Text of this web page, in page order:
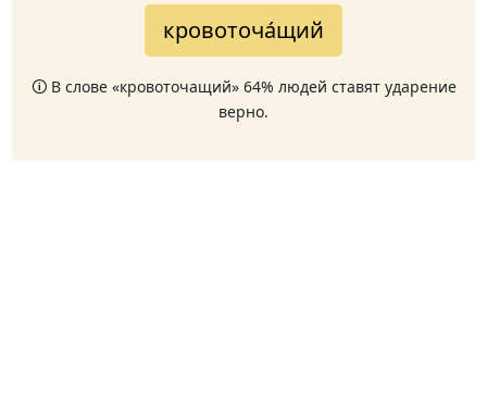
кровоточа́щий
🛈 В слове «кровоточащий» 64% людей ставят ударение
верно.